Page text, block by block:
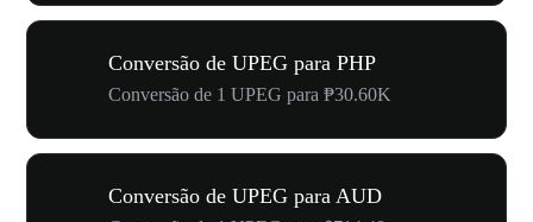
Conversão de UPEG para PHP
Conversão de 1 UPEG para ₱30.60K
Conversão de UPEG para AUD